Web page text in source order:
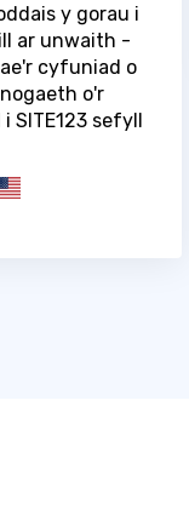
y gorau i
ar unwaith -
cyfuniad o
o'r
SITE123 sefyll